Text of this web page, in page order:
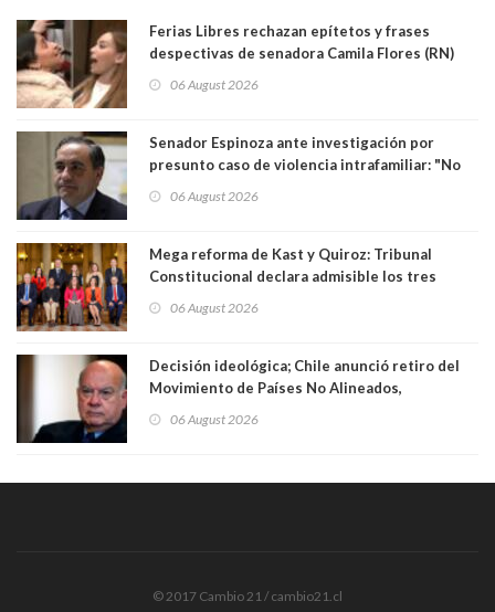
Ferias Libres rechazan epítetos y frases
despectivas de senadora Camila Flores (RN)
06 August 2026
Senador Espinoza ante investigación por
presunto caso de violencia intrafamiliar: "No
antecedentes a Tribunal Supremo
06 August 2026
Mega reforma de Kast y Quiroz: Tribunal
Constitucional declara admisible los tres
06 August 2026
Decisión ideológica; Chile anunció retiro del
Movimiento de Países No Alineados,
1971. Excanciller Insulza lamentó decisión
06 August 2026
© 2017 Cambio 21 / cambio21.cl